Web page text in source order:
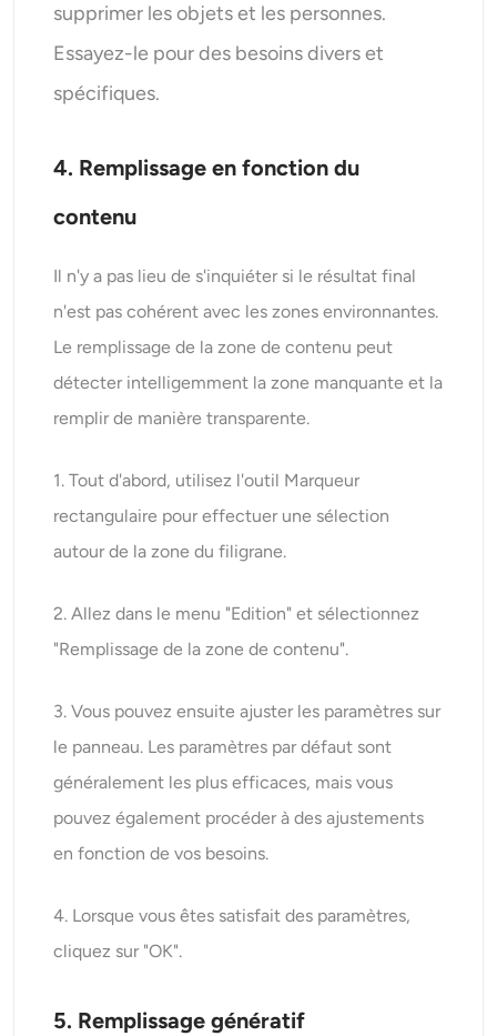
supprimer les objets et les personnes.
Essayez-le pour des besoins divers et
spécifiques.
4. Remplissage en fonction du
contenu
Il n'y a pas lieu de s'inquiéter si le résultat final
n'est pas cohérent avec les zones environnantes.
Le remplissage de la zone de contenu peut
détecter intelligemment la zone manquante et la
remplir de manière transparente.
1. Tout d'abord, utilisez l'outil Marqueur
rectangulaire pour effectuer une sélection
autour de la zone du filigrane.
2. Allez dans le menu "Edition" et sélectionnez
"Remplissage de la zone de contenu".
3. Vous pouvez ensuite ajuster les paramètres sur
le panneau. Les paramètres par défaut sont
généralement les plus efficaces, mais vous
pouvez également procéder à des ajustements
en fonction de vos besoins.
4. Lorsque vous êtes satisfait des paramètres,
cliquez sur "OK".
5. Remplissage génératif